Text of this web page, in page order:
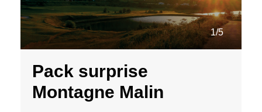
1/5
Pack surprise
Montagne Malin